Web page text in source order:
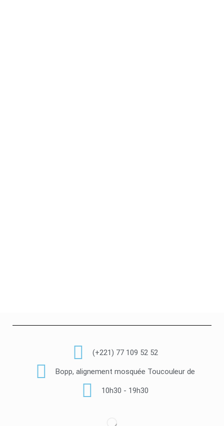
(+221) 77 109 52 52
Bopp, alignement mosquée Toucouleur de
10h30 - 19h30